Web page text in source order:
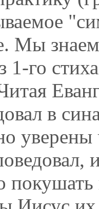
Мы
1-го
в